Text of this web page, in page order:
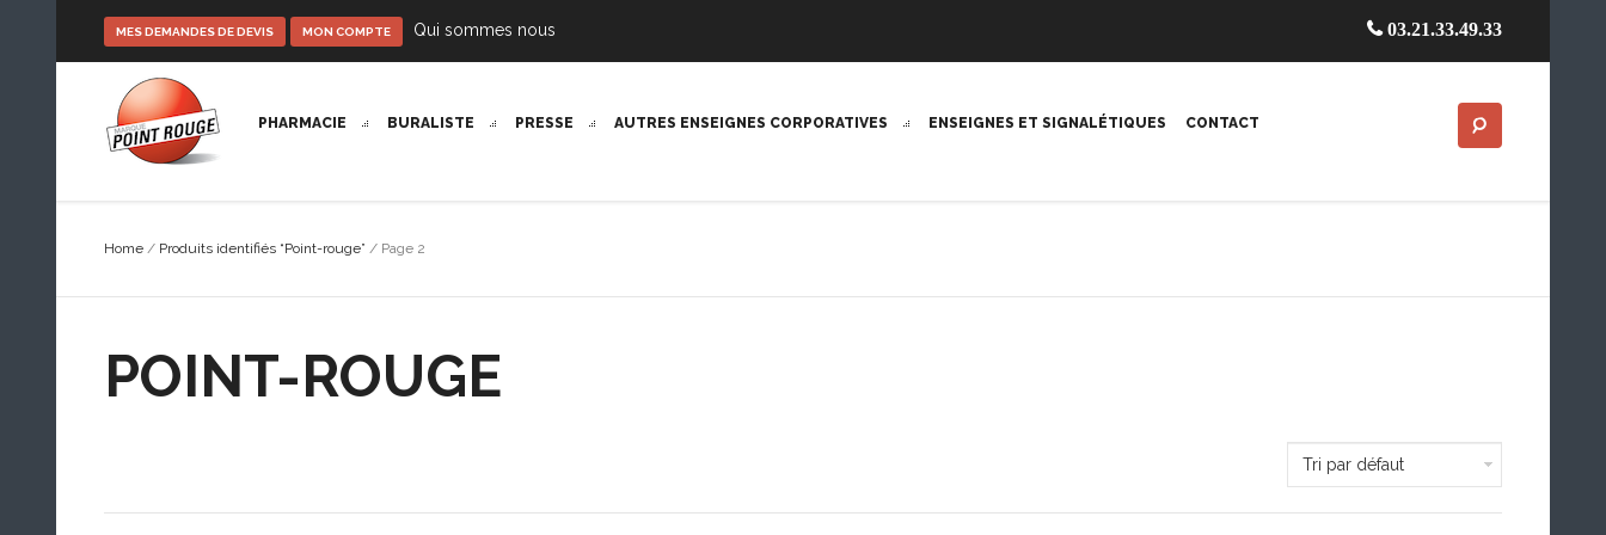
MES DEMANDES DE DEVIS MON COMPTE Qui sommes nous 03.21.33.49.33
PHARMACIE BURALISTE PRESSE AUTRES ENSEIGNES CORPORATIVES ENSEIGNES ET SIGNALÉTIQUES CONTACT
Home / Produits identifiés “Point-rouge” / Page 2
POINT-ROUGE